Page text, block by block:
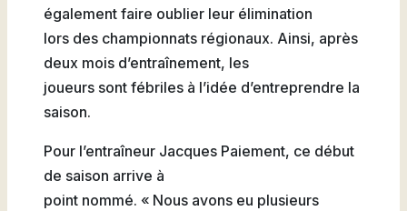
également faire oublier leur élimination
lors des championnats régionaux. Ainsi, après
deux mois d’entraînement, les
joueurs sont fébriles à l’idée d’entreprendre la
saison.
Pour l’entraîneur Jacques Paiement, ce début
de saison arrive à
point nommé. « Nous avons eu plusieurs